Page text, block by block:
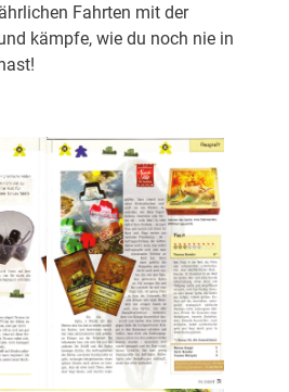
Fahrten mit der
kämpfe, wie du noch nie in